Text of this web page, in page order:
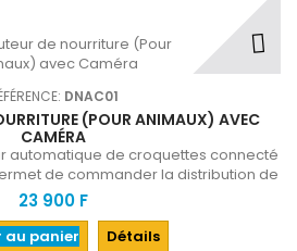
DNAC01
(POUR ANIMAUX) AVEC
CAMÉRA
automatique de croquettes connecté
de commander la distribution de
une application, et d'interagir avec son
en temps réel et à tout moment.Il
surveillance permettant de surveiller
23 900 F
au panier
Détails